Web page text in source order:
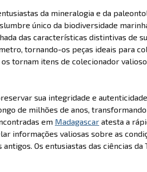
da mineralogia e da
único da biodiversidade
das características distintivas de
tornando-os peças ideais para
tornam itens de colecionador
sua integridade e
de milhões de anos,
em Madagascar atesta a
informações valiosas sobre as
Os entusiastas das ciências